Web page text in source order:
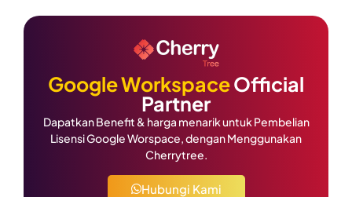
Google WorkspaceOfficial
Partner
Dapatkan Benefit & harga menarik untuk Pembelian
Lisensi Google Worspace, dengan Menggunakan
Cherrytree.
Hubungi Kami